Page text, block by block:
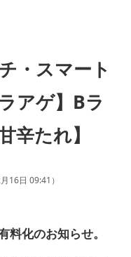
スマート
アゲ】Bラ
辛たれ】
16日 09:41 ）
知らせ。